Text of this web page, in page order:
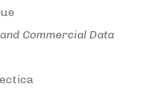
Commercial Data